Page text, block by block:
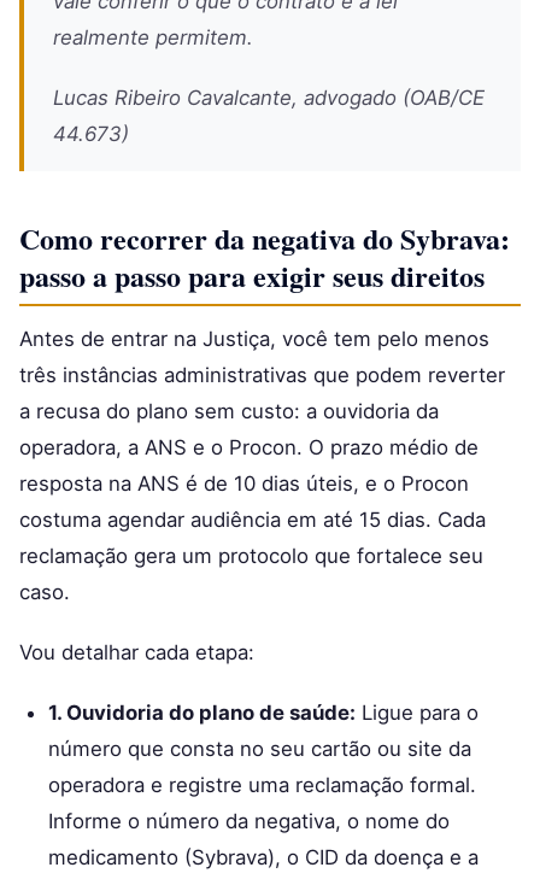
realmente permitem.
Lucas Ribeiro Cavalcante, advogado (OAB/CE
44.673)
Como recorrer da negativa do Sybrava:
passo a passo para exigir seus direitos
Antes de entrar na Justiça, você tem pelo menos
três instâncias administrativas que podem reverter
a recusa do plano sem custo: a ouvidoria da
operadora, a ANS e o Procon. O prazo médio de
resposta na ANS é de 10 dias úteis, e o Procon
costuma agendar audiência em até 15 dias. Cada
reclamação gera um protocolo que fortalece seu
caso.
Vou detalhar cada etapa:
1. Ouvidoria do plano de saúde: Ligue para o
número que consta no seu cartão ou site da
operadora e registre uma reclamação formal.
Informe o número da negativa, o nome do
medicamento (Sybrava), o CID da doença e a